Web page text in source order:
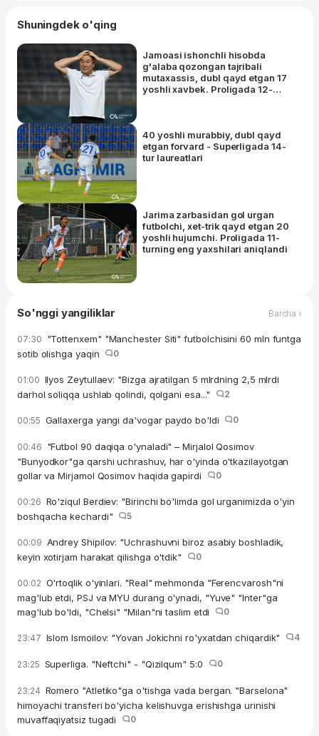
Shuningdek o'qing
Jamoasi ishonchli hisobda
g'alaba qozongan tajribali
mutaxassis, dubl qayd etgan 17
yoshli xavbek. Proligada 12-
40 yoshli murabbiy, dubl qayd
etgan forvard - Superligada 14-
tur laureatlari
Jarima zarbasidan gol urgan
futbolchi, xet-trik qayd etgan 20
yoshli hujumchi. Proligada 11-
turning eng yaxshilari aniqlandi
So'nggi yangiliklar Barcha ›
07:30 "Tottenxem" "Manchester Siti" futbolchisini 60 mln funtga
sotib olishga yaqin
0
01:00 Ilyos Zeytullaev: "Bizga ajratilgan 5 mlrdning 2,5 mlrdi
darhol soliqqa ushlab qolindi, qolgani esa..."
2
00:55 Gallaxerga yangi da'vogar paydo bo'ldi 0
00:46 "Futbol 90 daqiqa o'ynaladi" – Mirjalol Qosimov
"Bunyodkor"ga qarshi uchrashuv, har o'yinda o'tkazilayotgan
gollar va Mirjamol Qosimov haqida gapirdi
0
00:26 Ro'ziqul Berdiev: "Birinchi bo'limda gol urganimizda o'yin
boshqacha kechardi"
5
00:09 Andrey Shipilov: "Uchrashuvni biroz asabiy boshladik,
keyin xotirjam harakat qilishga o'tdik"
0
00:02 O'rtoqlik o'yinlari. "Real" mehmonda "Ferencvarosh"ni
mag'lub etdi, PSJ va MYU durang o'ynadi, "Yuve" "Inter"ga
mag'lub bo'ldi, "Chelsi" "Milan"ni taslim etdi
0
23:47 Islom Ismoilov: "Yovan Jokichni ro'yxatdan chiqardik" 4
23:25 Superliga. "Neftchi" - "Qizilqum" 5:0 0
23:24 Romero "Atletiko"ga o'tishga vada bergan. "Barselona"
himoyachi transferi bo'yicha kelishuvga erishishga urinishi
muvaffaqiyatsiz tugadi
0